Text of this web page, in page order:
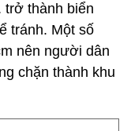
thành biển
tránh. Một số
nên người dân
chặn thành khu